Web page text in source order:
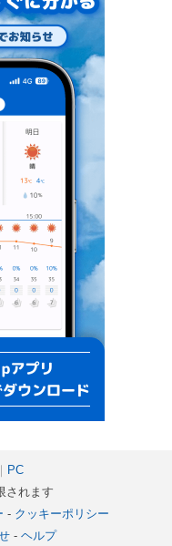
PC
されます
- クッキーポリシー
- ヘルプ